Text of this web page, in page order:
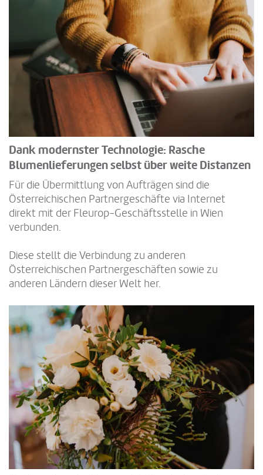
Dank modernster Technologie: Rasche
Blumenlieferungen selbst über weite Distanzen
Für die Übermittlung von Aufträgen sind die
Österreichischen Partnergeschäfte via Internet
direkt mit der Fleurop-Geschäftsstelle in Wien
verbunden.
Diese stellt die Verbindung zu anderen
Österreichischen Partnergeschäften sowie zu
anderen Ländern dieser Welt her.